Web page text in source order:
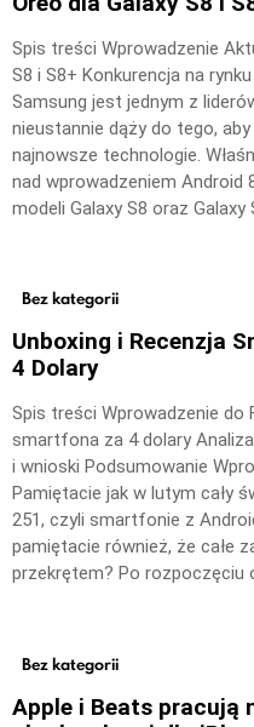
Spis treści Wprowadzenie
S8 i S8+ Konkurencja na
Samsung jest jednym z
nieustannie dąży do tego,
najnowsze technologie.
nad wprowadzeniem Android
modeli Galaxy S8 oraz Galaxy
Bez kategorii
Unboxing i Recenzja
4 Dolary
Spis treści Wprowadzenie do
smartfona za 4 dolary
i wnioski Podsumowanie
Pamiętacie jak w lutym cały
251, czyli smartfonie z
pamiętacie również, że całe
przekrętem? Po rozpoczęciu
Bez kategorii
Apple i Beats pracują